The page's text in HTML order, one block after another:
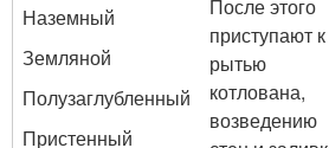
Наземный
Земляной
Полузаглубленный
Пристенный
После этого
приступают к
рытью
котлована,
возведению